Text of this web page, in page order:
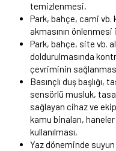
temizlenmesi,
Park, bahçe, cami vb.
akmasının
Park, bahçe, site vb.
doldurulmasında
çevriminin
Basınçlı duş
sensörlü musluk,
sağlayan cihaz ve
kamu binaları,
kullanılması,
Yaz döneminde suyun